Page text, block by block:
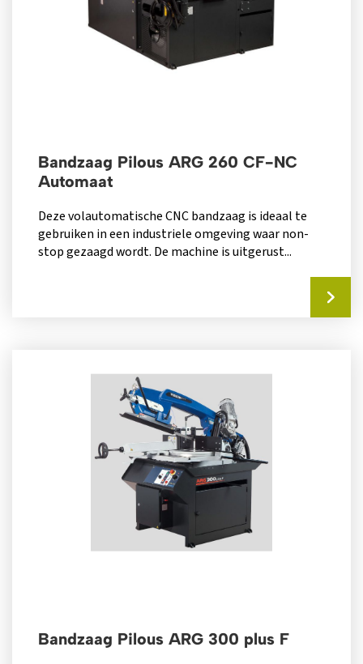
Bandzaag Pilous ARG 260 CF-NC
Automaat
Deze volautomatische CNC bandzaag is ideaal te
gebruiken in een industriele omgeving waar non-
stop gezaagd wordt. De machine is uitgerust...
Bandzaag Pilous ARG 300 plus F